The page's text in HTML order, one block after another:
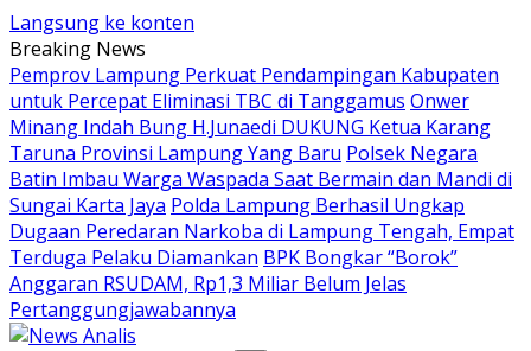
Langsung ke konten
Breaking News
Pemprov Lampung Perkuat Pendampingan Kabupaten
untuk Percepat Eliminasi TBC di Tanggamus Onwer
Minang Indah Bung H.Junaedi DUKUNG Ketua Karang
Taruna Provinsi Lampung Yang Baru Polsek Negara
Batin Imbau Warga Waspada Saat Bermain dan Mandi di
Sungai Karta Jaya Polda Lampung Berhasil Ungkap
Dugaan Peredaran Narkoba di Lampung Tengah, Empat
Terduga Pelaku Diamankan BPK Bongkar “Borok”
Anggaran RSUDAM, Rp1,3 Miliar Belum Jelas
Pertanggungjawabannya